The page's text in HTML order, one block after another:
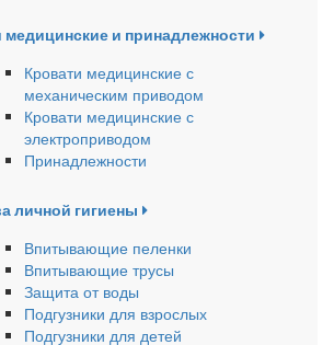
медицинские и принадлежности
Кровати медицинские с
механическим приводом
Кровати медицинские с
электроприводом
Принадлежности
личной гигиены
Впитывающие пеленки
Впитывающие трусы
Защита от воды
Подгузники для взрослых
Подгузники для детей